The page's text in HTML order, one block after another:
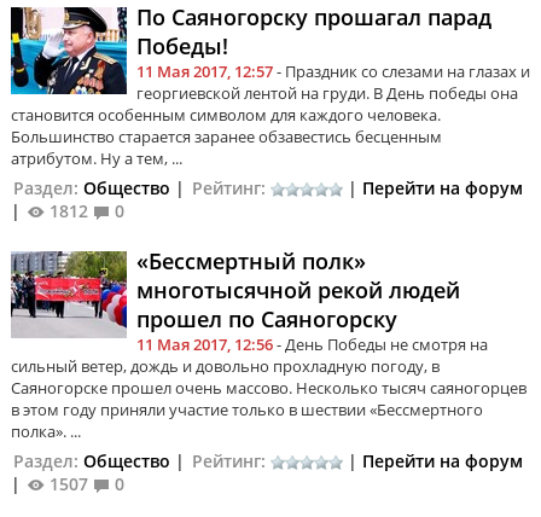
По Саяногорску прошагал парад
Победы!
11 Мая 2017, 12:57- Праздник со слезами на глазах и
георгиевской лентой на груди. В День победы она
становится особенным символом для каждого человека.
Большинство старается заранее обзавестись бесценным
атрибутом. Ну а тем, ...
Раздел: Общество | Рейтинг: | Перейти на форум
|
1812 0
«Бессмертный полк»
многотысячной рекой людей
прошел по Саяногорску
11 Мая 2017, 12:56- День Победы не смотря на
сильный ветер, дождь и довольно прохладную погоду, в
Саяногорске прошел очень массово. Несколько тысяч саяногорцев
в этом году приняли участие только в шествии «Бессмертного
полка». ...
Раздел: Общество | Рейтинг: | Перейти на форум
|
1507 0